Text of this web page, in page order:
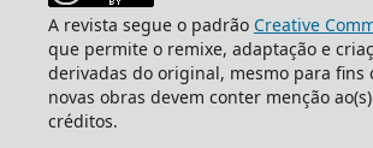
A revista segue o padrão Creative
que permite o remixe, adaptação e
derivadas do original, mesmo para fins
novas obras devem conter menção
créditos.